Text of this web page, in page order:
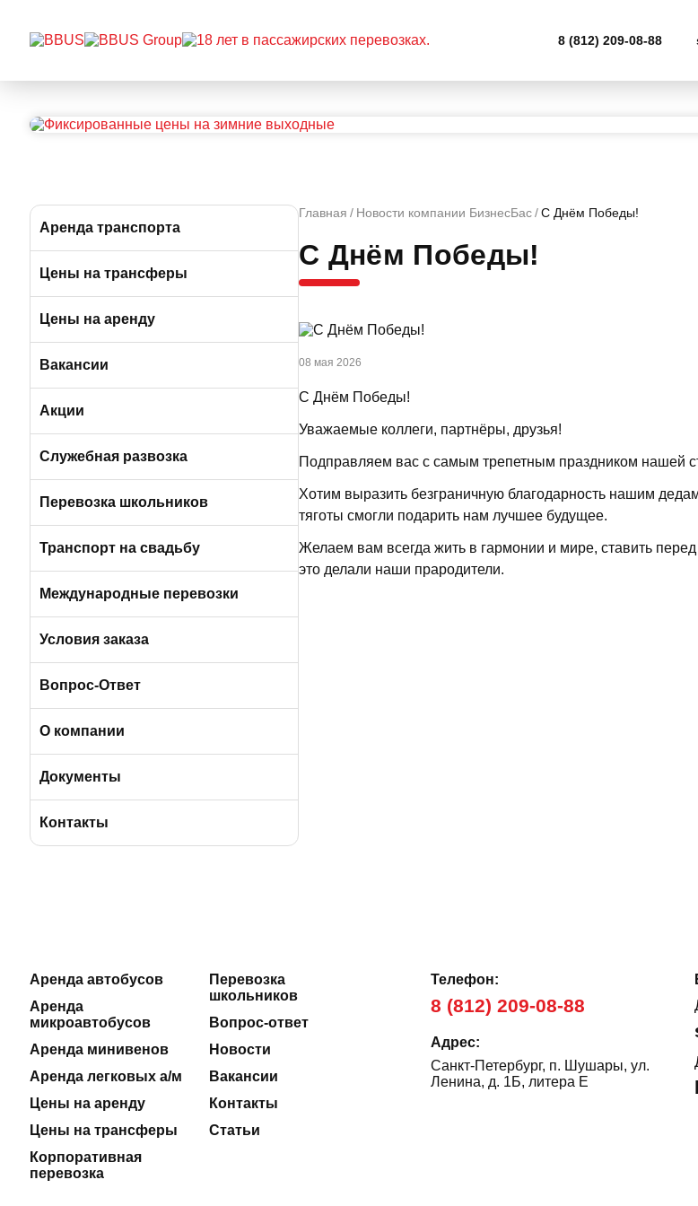
8 (812) 209-08-88
Аренда транспорта
Автобусы (от 49 до 57 мест)
Микроавтобусы (от 12 до 19 мест)
Минивэны (от 6 до 7 мест)
Легковые а/м (от 3 до 4 мест)
Цены на трансферы
Цены на аренду
Вакансии
Вакансии в Санкт-Петербурге
Вакансии в Москве
Акции
Служебная развозка
Автобусами и микроавтобусами
Легковыми авто и минивэнами
Перевозка школьников
Транспорт на свадьбу
Автобусы
Микроавтобусы
Международные перевозки
Условия заказа
Отличия трансфера от аренды
Порядок оплаты услуг
Условия возврата
Вопрос-Ответ
О компании
О компании БизнесБас
BBus Group
Документы
Лицензии и удостоверения
Контакты
Главная Новости компании БизнесБас С Днём Победы!
С Днём Победы!
08 мая 2026
С Днём Победы!
Уважаемые коллеги, партнёры, друзья!
Подправляем вас с самым трепетным праздником нашей
Хотим выразить безграничную благодарность нашим
тяготы смогли подарить нам лучшее будущее.
Желаем вам всегда жить в гармонии и мире, ставить
это делали наши прародители.
Аренда автобусов
Аренда
микроавтобусов
Аренда минивенов
Аренда легковых а/м
Цены на аренду
Цены на трансферы
Корпоративная
перевозка
Перевозка
школьников
Вопрос-ответ
Новости
Вакансии
Контакты
Статьи
Телефон:
8 (812) 209-08-88
Адрес:
Санкт-Петербург, п. Шушары, ул.
Ленина, д. 1Б, литера Е